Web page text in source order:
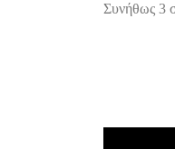
Συνήθως 3